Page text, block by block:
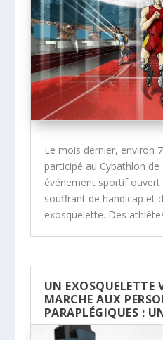
Le mois dernier, environ
participé au Cybathlon de
événement sportif ouvert
souffrant de handicap et
exosquelette. Des
UN EXOSQUELETTE
MARCHE AUX
PARAPLÉGIQUES :